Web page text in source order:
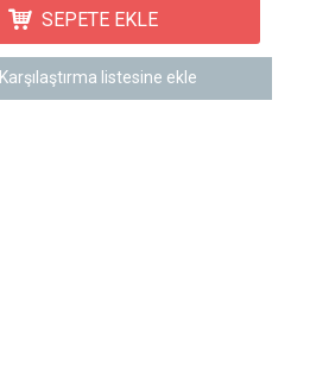
SEPETE EKLE
Karşılaştırma listesine ekle